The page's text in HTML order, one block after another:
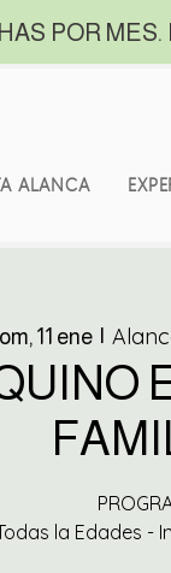
POR
ALANCA
11 ene
  |
la Edades -